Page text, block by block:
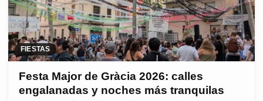
FIESTAS
Festa Major de Gràcia 2026: calles
engalanadas y noches más tranquilas